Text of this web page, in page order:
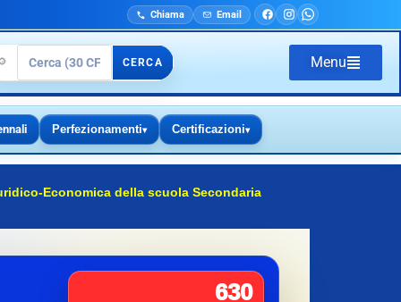
Chiama Email
CERCA Menu
Perfezionamenti▾ Certificazioni▾
Economica della scuola Secondaria
630